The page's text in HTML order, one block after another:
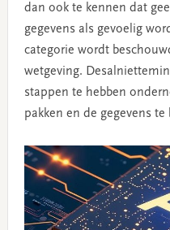
dan ook te kennen dat
gegevens als gevoelig
categorie wordt
wetgeving.
stappen te hebben
pakken en de gegevens te